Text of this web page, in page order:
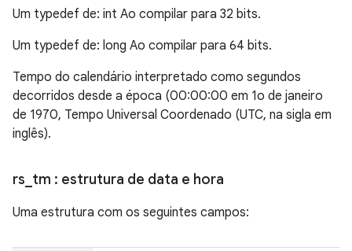
Um typedef de: int Ao compilar para 32 bits.
Um typedef de: long Ao compilar para 64 bits.
Tempo do calendário interpretado como segundos
decorridos desde a época (00:00:00 em 1o de janeiro
de 1970, Tempo Universal Coordenado (UTC, na sigla em
inglês).
rs tm : estrutura de data e hora
Uma estrutura com os seguintes campos: